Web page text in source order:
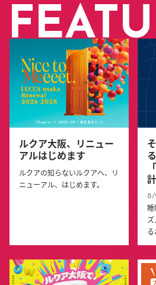
ルクア大阪、リニュー
アルはじめます
ルクアの知らないルクアへ、リ
ニューアル、はじめます。
睡
る